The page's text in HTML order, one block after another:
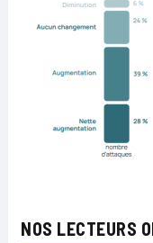
NOS LECTEURS